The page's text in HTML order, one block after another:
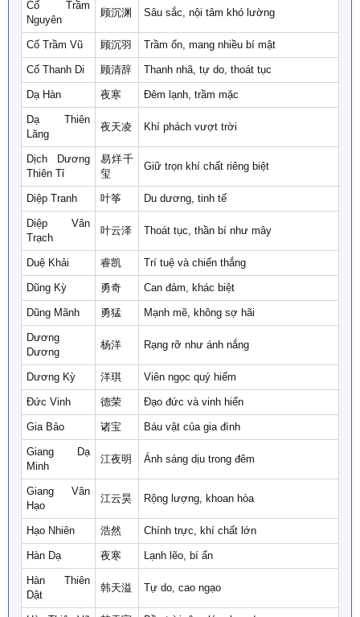
Cố Trầm
Nguyên
顾沉渊 Sâu sắc, nội tâm khó lường
Cố Trầm Vũ 顾沉羽 Trầm ổn, mang nhiều bí mật
Cố Thanh Di 顾清辞 Thanh nhã, tự do, thoát tục
Dạ Hàn 夜寒 Đêm lạnh, trầm mặc
Dạ Thiên
Lăng
夜天凌 Khí phách vượt trời
Dịch Dương
Thiên Tỉ
易烊千
玺
Giữ trọn khí chất riêng biệt
Diệp Tranh 叶筝 Du dương, tinh tế
Diệp Vân
Trạch
叶云泽 Thoát tục, thần bí như mây
Duệ Khải 睿凯 Trí tuệ và chiến thắng
Dũng Kỳ 勇奇 Can đảm, khác biệt
Dũng Mãnh 勇猛 Mạnh mẽ, không sợ hãi
Dương
Dương
杨洋 Rạng rỡ như ánh nắng
Dương Kỳ 洋琪 Viên ngọc quý hiếm
Đức Vinh 德荣 Đạo đức và vinh hiển
Gia Bảo 诸宝 Báu vật của gia đình
Giang Dạ
Minh
江夜明 Ánh sáng dịu trong đêm
Giang Vân
Hạo
江云昊 Rộng lượng, khoan hòa
Hạo Nhiên 浩然 Chính trực, khí chất lớn
Hàn Dạ 夜寒 Lạnh lẽo, bí ẩn
Hàn Thiên
Dật
韩天溢 Tự do, cao ngạo